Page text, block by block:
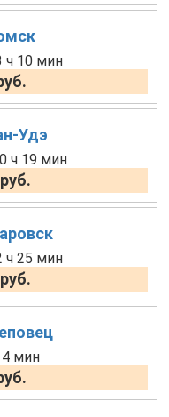
ч 10 мин
Удэ
ч 19 мин
ч 25 мин
мин